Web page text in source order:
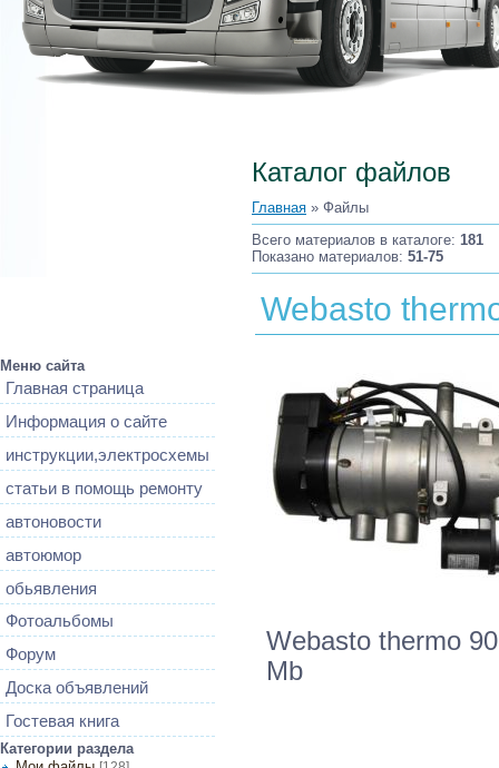
Меню сайта
Главная страница
Информация о сайте
инструкции,электросхемы
статьи в помощь ремонту
автоновости
автоюмор
обьявления
Фотоальбомы
Форум
Доска объявлений
Гостевая книга
Категории раздела
Каталог файлов
Главная » Файлы
Всего материалов в каталоге: 181
Показано материалов: 51-75
Webasto
Webasto thermo
Mb